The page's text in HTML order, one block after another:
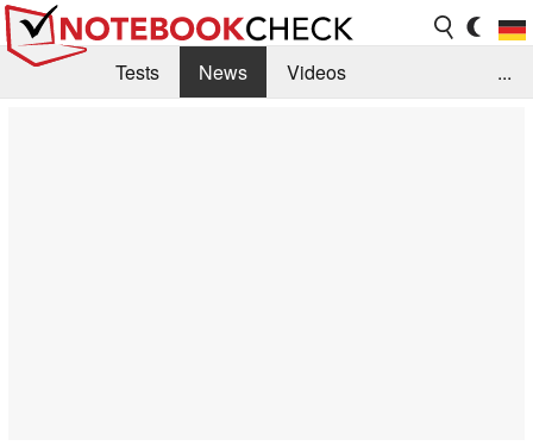
Tests News
Videos
...